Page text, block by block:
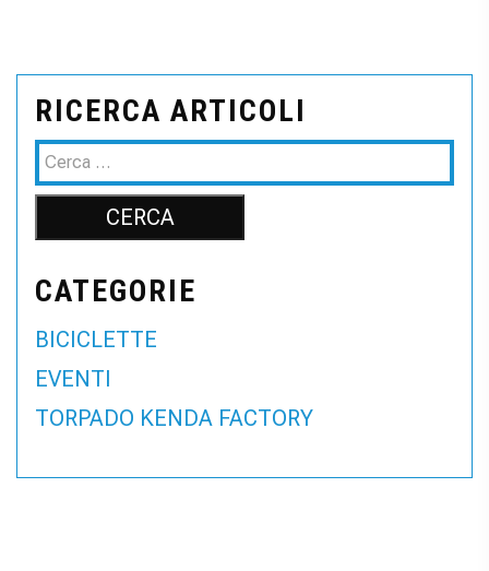
RICERCA ARTICOLI
CATEGORIE
BICICLETTE
EVENTI
TORPADO KENDA FACTORY